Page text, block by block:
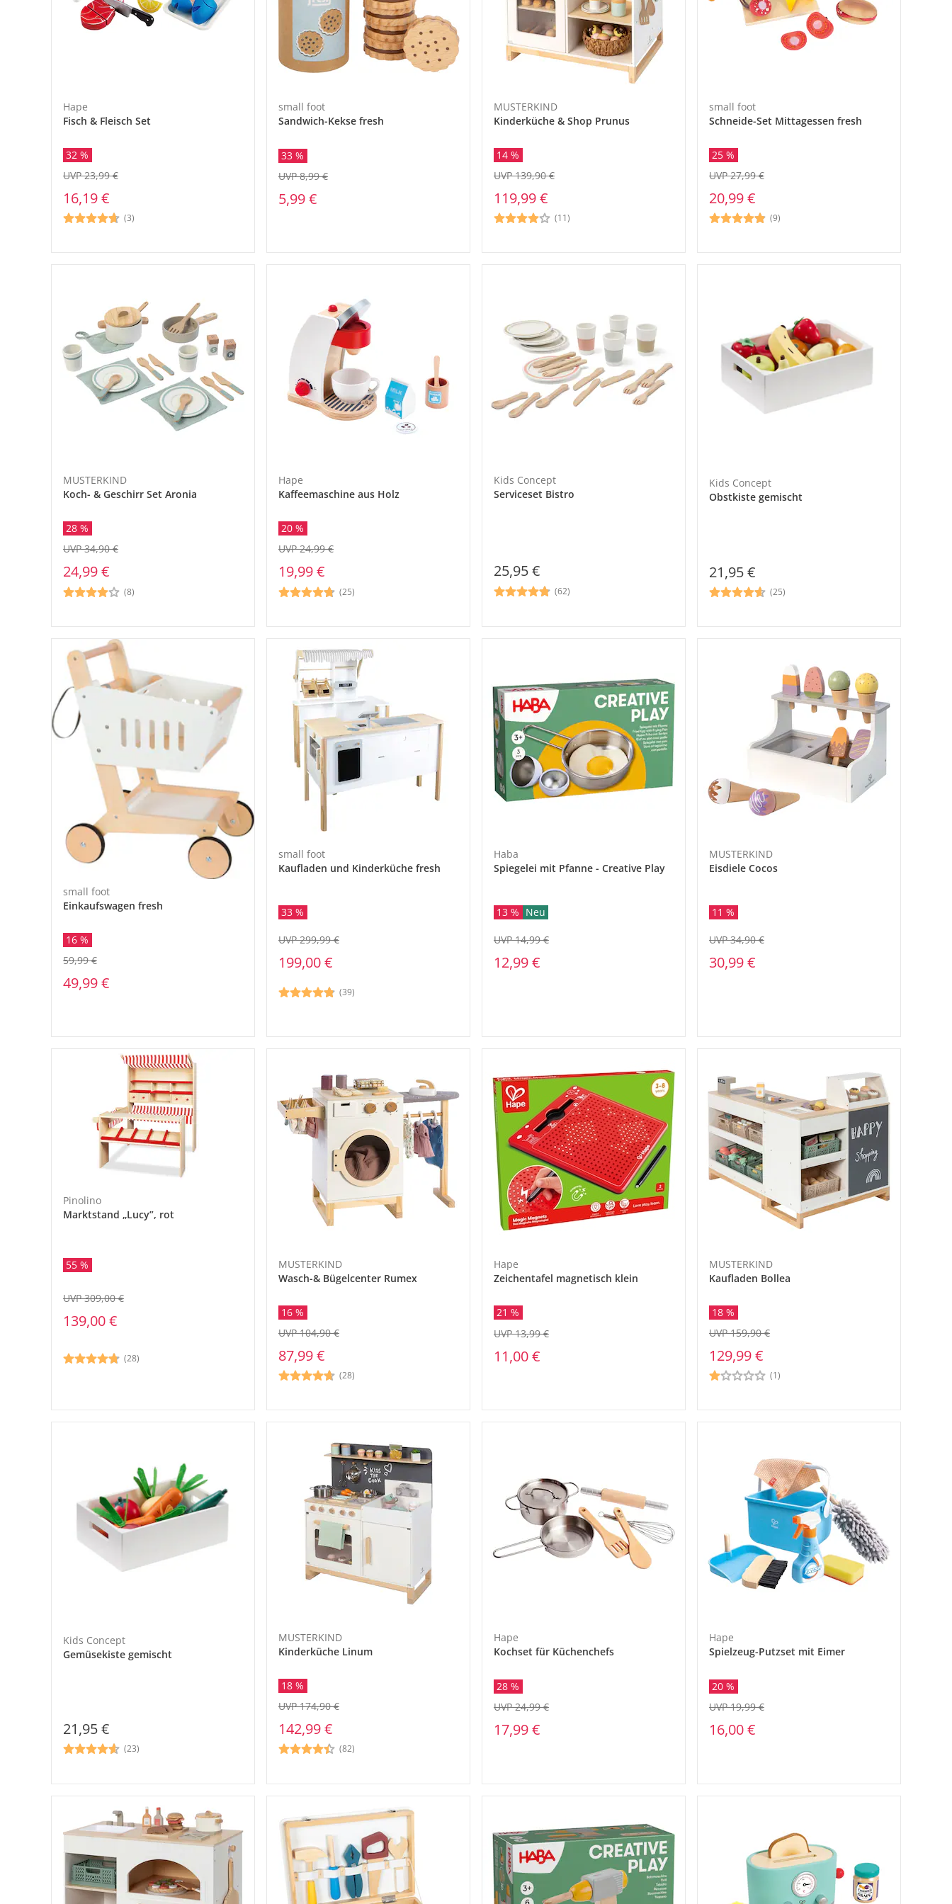
Hape
Fisch & Fleisch Set
32 %
16,19 €
UVP 23,99 €
(3)
small foot
Sandwich-Kekse fresh
33 %
5,99 €
UVP 8,99 €
MUSTERKIND
Kinderküche & Shop Prunus
14 %
119,99 €
UVP 139,90 €
(11)
small foot
Schneide-Set Mittagessen fresh
25 %
20,99 €
UVP 27,99 €
(9)
MUSTERKIND
Koch- & Geschirr Set Aronia
28 %
24,99 €
UVP 34,90 €
(8)
Hape
Kaffeemaschine aus Holz
20 %
19,99 €
UVP 24,99 €
(25)
Kids Concept
Serviceset Bistro
25,95 €
(62)
Kids Concept
Obstkiste gemischt
21,95 €
(25)
small foot
Einkaufswagen fresh
16 %
59,99 €
49,99 €
small foot
Kaufladen und Kinderküche fresh
33 %
199,00 €
UVP 299,99 €
(39)
Haba
Spiegelei mit Pfanne - Creative Play
13 % Neu
12,99 €
UVP 14,99 €
MUSTERKIND
Eisdiele Cocos
11 %
30,99 €
UVP 34,90 €
Pinolino
Marktstand „Lucy”, rot
55 %
139,00 €
UVP 309,00 €
(28)
MUSTERKIND
Wasch-& Bügelcenter Rumex
16 %
87,99 €
UVP 104,90 €
(28)
Hape
Zeichentafel magnetisch klein
21 %
11,00 €
UVP 13,99 €
MUSTERKIND
Kaufladen Bollea
18 %
129,99 €
UVP 159,90 €
(1)
Kids Concept
Gemüsekiste gemischt
21,95 €
(23)
MUSTERKIND
Kinderküche Linum
18 %
142,99 €
UVP 174,90 €
(82)
Hape
Kochset für Küchenchefs
28 %
17,99 €
UVP 24,99 €
Hape
Spielzeug-Putzset mit Eimer
20 %
16,00 €
UVP 19,99 €